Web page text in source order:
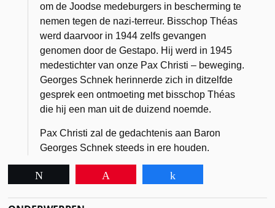
om de Joodse medeburgers in bescherming te
nemen tegen de nazi-terreur. Bisschop Théas
werd daarvoor in 1944 zelfs gevangen
genomen door de Gestapo. Hij werd in 1945
medestichter van onze Pax Christi – beweging.
Georges Schnek herinnerde zich in ditzelfde
gesprek een ontmoeting met bisschop Théas
die hij een man uit de duizend noemde.
Pax Christi zal de gedachtenis aan Baron
Georges Schnek steeds in ere houden.